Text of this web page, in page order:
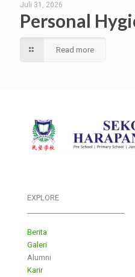
Juli 31, 2026
Personal
Read more
EXPLORE
Berita
Galeri
Alumni
Karir